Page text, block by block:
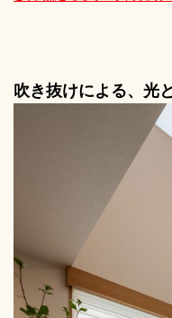
吹き抜けによる、光